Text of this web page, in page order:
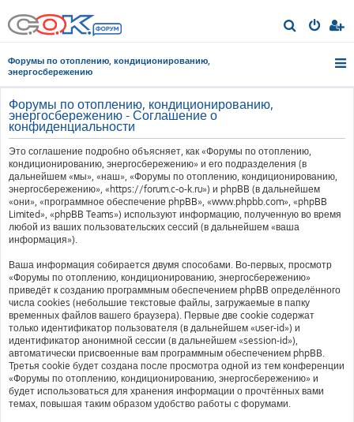
о
Форумы по отоплению, кондиционированию,
энергосбережению
Форумы по отоплению, кондиционированию,
энергосбережению - Соглашение о
конфиденциальности
Это соглашение подробно объясняет, как «Форумы по отоплению,
кондиционированию, энергосбережению» и его подразделения (в
дальнейшем «мы», «наш», «Форумы по отоплению, кондиционированию,
энергосбережению», «https://forum.c-o-k.ru») и phpBB (в дальнейшем
«они», «программное обеспечение phpBB», «www.phpbb.com», «phpBB
Limited», «phpBB Teams») используют информацию, полученную во время
любой из ваших пользовательских сессий (в дальнейшем «ваша
информация»).
Ваша информация собирается двумя способами. Во-первых, просмотр
«Форумы по отоплению, кондиционированию, энергосбережению»
приведёт к созданию программным обеспечением phpBB определённого
числа cookies (небольшие текстовые файлы, загружаемые в папку
временных файлов вашего браузера). Первые две cookie содержат
только идентификатор пользователя (в дальнейшем «user-id») и
идентификатор анонимной сессии (в дальнейшем «session-id»),
автоматически присвоенные вам программным обеспечением phpBB.
Третья cookie будет создана после просмотра одной из тем конференции
«Форумы по отоплению, кондиционированию, энергосбережению» и
будет использоваться для хранения информации о прочтённых вами
темах, повышая таким образом удобство работы с форумами.